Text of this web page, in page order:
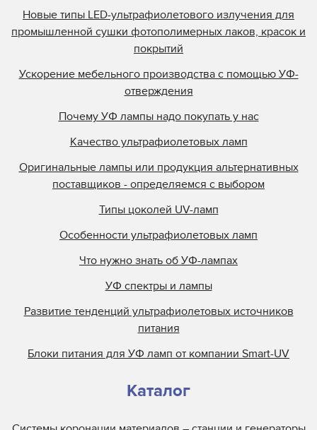
Новые типы LED-ультрафиолетового излучения для
промышленной сушки фотополимерных лаков, красок и
покрытий
Ускорение мебельного производства с помощью УФ-
отверждения
Почему УФ лампы надо покупать у нас
Качество ультрафиолетовых ламп
Оригинальные лампы или продукция альтернативных
поставщиков - определяемся с выбором
Типы цоколей UV-ламп
Особенности ультрафиолетовых ламп
Что нужно знать об УФ-лампах
УФ спектры и лампы
Развитие тенденций ультрафиолетовых источников
питания
Блоки питания для УФ ламп от компании Smart-UV
Каталог